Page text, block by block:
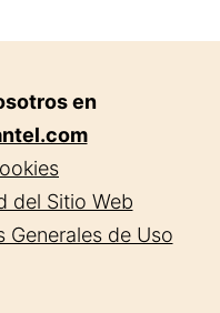
en
del Sitio Web
Generales de Uso